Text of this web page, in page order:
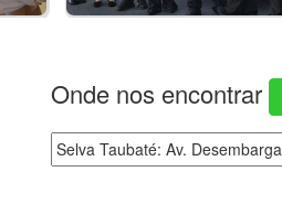
Onde nos encontrar